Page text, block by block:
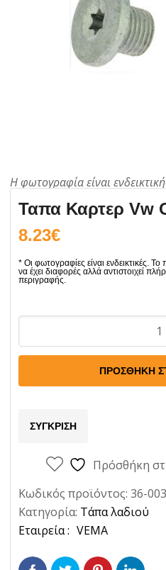
Ταπα Καρτερ Vw
8.23€
Καρτερ
Ολα
ΠΡΟΣΘΉΚΗ
ΣΎΓΚΡΙΣΗ
Πρόσθήκη
Κωδικός προϊόντος: 36-
Κατηγορία: Τάπα λαδιού
Ετικέτα:
VEMA